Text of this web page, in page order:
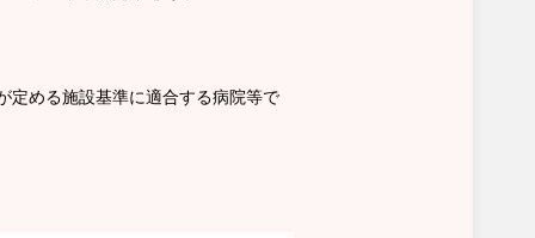
める施設基準に適合する病院等で